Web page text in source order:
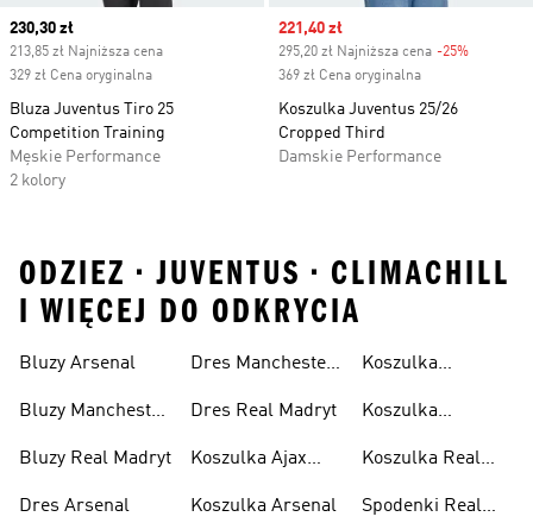
Current price
230,30 zł
213,85 zł Najniższa cena
329 zł Cena oryginalna
Bluza Juventus Tiro 25
Competition Training
Męskie Performance
2 kolory
Sale price
221,40 zł
295,20 zł Najniższa cena -25%
369 zł Cena oryginalna
Koszulka Juventus 25/26
Cropped Third
Damskie Performance
ODZIEZ • JUVENTUS • CLIMACHILL
I WIĘCEJ DO ODKRYCIA
Bluzy Arsenal
Bluzy Manchester
Bluzy Real Madryt
Dres Arsenal
Dres Manchester
Dres Real Madryt
Koszulka Ajax
Koszulka Arsenal
Koszulka
Koszulka
United
Koszulka Real
Spodenki Real